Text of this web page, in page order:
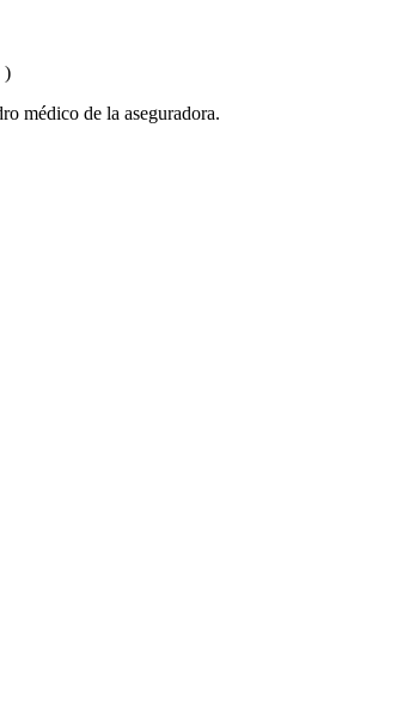
)
médico de la aseguradora.